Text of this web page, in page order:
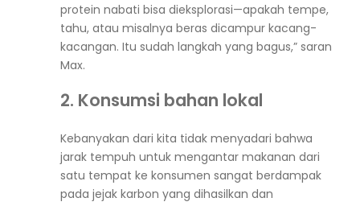
protein nabati bisa dieksplorasi—apakah tempe,
tahu, atau misalnya beras dicampur kacang-
kacangan. Itu sudah langkah yang bagus,” saran
Max.
2. Konsumsi bahan lokal
Kebanyakan dari kita tidak menyadari bahwa
jarak tempuh untuk mengantar makanan dari
satu tempat ke konsumen sangat berdampak
pada jejak karbon yang dihasilkan dan